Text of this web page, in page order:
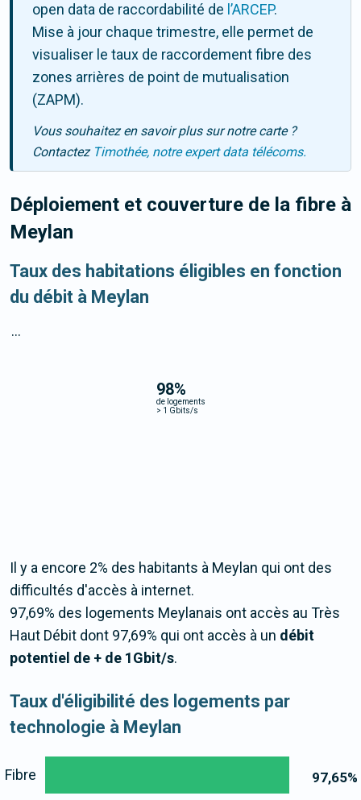
open data de raccordabilité de l’ARCEP.
Mise à jour chaque trimestre, elle permet de
visualiser le taux de raccordement fibre des
zones arrières de point de mutualisation
(ZAPM).
Vous souhaitez en savoir plus sur notre carte ?
Contactez Timothée, notre expert data télécoms.
Déploiement et couverture de la fibre à
Meylan
Taux des habitations éligibles en fonction
du débit à Meylan
98%
de logements
> 1 Gbits/s
...
Il y a encore 2% des habitants à Meylan qui ont des
difficultés d'accès à internet.
97,69% des logements Meylanais ont accès au Très
Haut Débit dont 97,69% qui ont accès à un débit
potentiel de + de 1Gbit/s.
Taux d'éligibilité des logements par
technologie à Meylan
97,65%
Fibre